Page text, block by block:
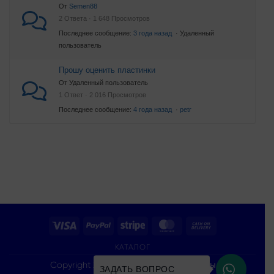
От Semen88
2 Ответа · 1 648 Просмотров
Последнее сообщение: 3 года назад · Удаленный
пользователь
Прошу оценить пластинки
От Удаленный пользователь
1 Ответ · 2 016 Просмотров
Последнее сообщение: 4 года назад · petr
Visa PayPal Stripe MasterCard
Delivery
КАТАЛОГ
Copyright 2026 ©Все права защищены
ЗАДАТЬ ВОПРОС